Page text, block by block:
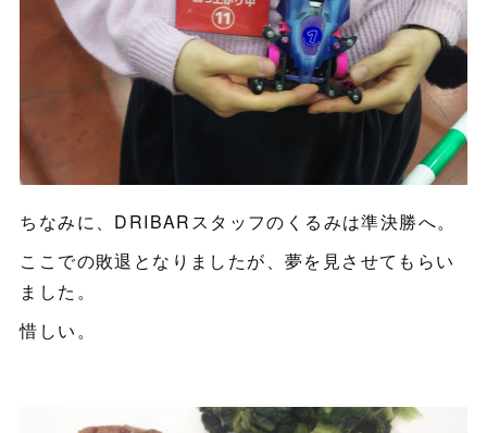
ちなみに、DRIBARスタッフのくるみは準決勝へ。
ここでの敗退となりましたが、夢を見させてもらい
ました。
惜しい。